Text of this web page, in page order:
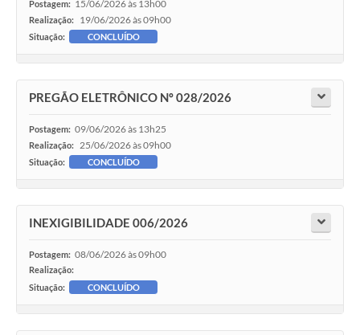
Postagem: 15/06/2026 às 13h00
Realização: 19/06/2026 às 09h00
Situação: CONCLUÍDO
PREGÃO ELETRÔNICO Nº 028/2026
Postagem: 09/06/2026 às 13h25
Realização: 25/06/2026 às 09h00
Situação: CONCLUÍDO
INEXIGIBILIDADE 006/2026
Postagem: 08/06/2026 às 09h00
Realização:
Situação:
CONCLUÍDO